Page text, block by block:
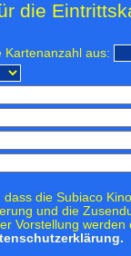
die
Kartenanzahl aus:
die Subiaco
und die
Vorstellung